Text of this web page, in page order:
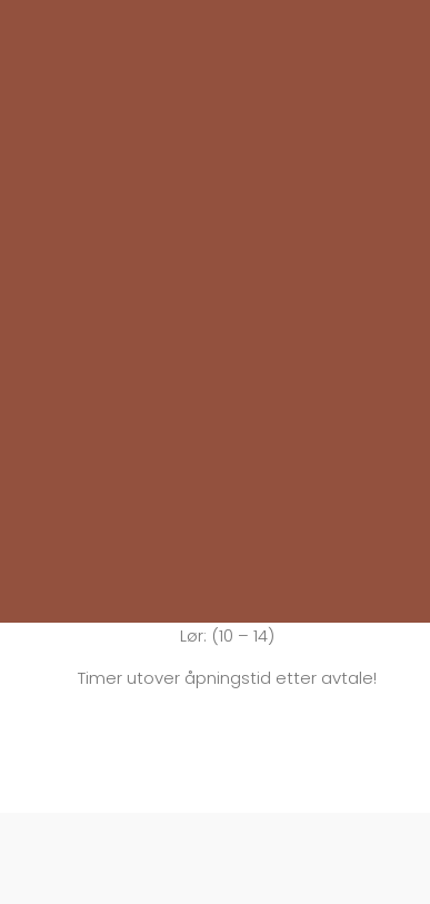
Lør: (10 – 14)
Timer utover åpningstid etter avtale!